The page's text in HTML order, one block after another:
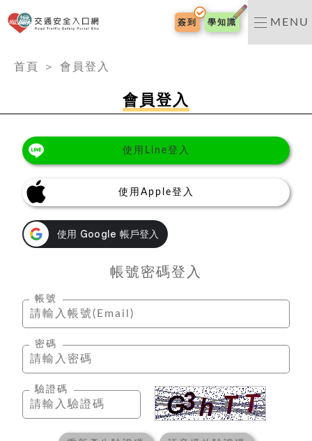
交通安全入口網
簽到 學知識 MENU
首頁
＞ 會員登入
會員登入
使用Line登入
使用Apple登入
帳號密碼登入
帳號
密碼
驗證碼